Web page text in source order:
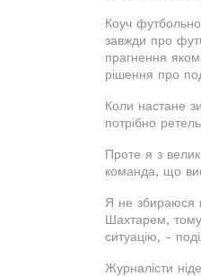
Коуч
завжди про
прагнення
рішення про
Коли настане
потрібно
Проте я з
команда, що
Я не збираюся
Шахтарем,
ситуацію, -
Журналісти